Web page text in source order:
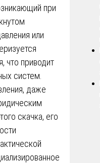
при
или
что приводит
систем.
даже
скачка, его